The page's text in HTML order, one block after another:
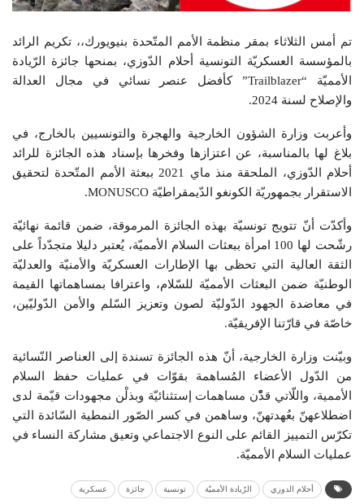
تم أمس الثلاثاء بمقر منظمة الأمم المتّحدة بنيويورك،، تكريم الرائد
بالمؤسسة العسكريّة التونسية أحلام الدّوزي، بمنحها جائزة الرّيادة
الأمميّة “Trailblazer” كأفضل عنصر نسائي في مجال العدالة
والإصلاح لسنة 2024.
وأعربت وزارة الشؤون الخارجية والهجرة والتونسيين بالخارج، في
بلاغ لها بالمناسبة، عن اعتزازها وفخرها بإسناد هذه الجائزة للرائد
أحلام الدّوزي، الملحقة منذ ماي 2021 ببعثة الأمم المتّحدة لتحقيق
الاستقرار بجمهوريّة الكونغو الدّيمقراطيّة MONUSCO.
وأكدّت أنّ تتويج تونسيّة بهذه الجائزة المرموقة، ضمن قائمة نهائيّة
رشّحت لها 100 امرأة ببعثات السلام الأمميّة، يُعتبر دليلا متجدّداً على
الثقة العالية التي تحظى بها الإطارات العسكريّة والأمنيّة والعدليّة
الوطنيّة ضمن البعثات الأمميّة للسّلام، واعترافا بمساهماتها القيمة
في معاضدة الجهود الدّوليّة لصون وتعزيز السّلم والأمن الدّوليّين،
خاصّة في قارّتنا الإفريقيّة.
وبيّنت وزارة الخارجية، أنّ هذه الجائزة تسندة إلى العناصر النّسائية
من الدّول الأعضاء المُساهمة بقوّات في عمليات حفظ السلام
الأممية، واللّاتي قدّْن مساهمات إستثنائيّة وبذلْن مجهودات قيّمة لدى
اضطلاعهنّ بعُهدتهنّ، وساهمن في كسر الصّور النمطية السّائدة التي
تكرّس التمييز القائم على النوع الاجتماعي وتعيق مشاركة النساء في
عمليات السلام الأمميّة.
أحلام الدوزي الرّيادة الأمميّة تونسية جائزة عسكرية